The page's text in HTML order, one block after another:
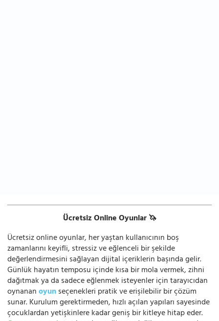
Ücretsiz Online Oyunlar 🦄
Ücretsiz online oyunlar, her yaştan kullanıcının boş
zamanlarını keyifli, stressiz ve eğlenceli bir şekilde
değerlendirmesini sağlayan dijital içeriklerin başında gelir.
Günlük hayatın temposu içinde kısa bir mola vermek, zihni
dağıtmak ya da sadece eğlenmek isteyenler için tarayıcıdan
oynananoyunseçenekleri pratik ve erişilebilir bir çözüm
sunar. Kurulum gerektirmeden, hızlı açılan yapıları sayesinde
çocuklardan yetişkinlere kadar geniş bir kitleye hitap eder.